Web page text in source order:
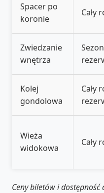
Spacer po
koronie
Cały
Zwiedzanie
wnętrza
Kolej
gondolowa
Cały
Wieża
widokowa
Cały
Ceny biletów i